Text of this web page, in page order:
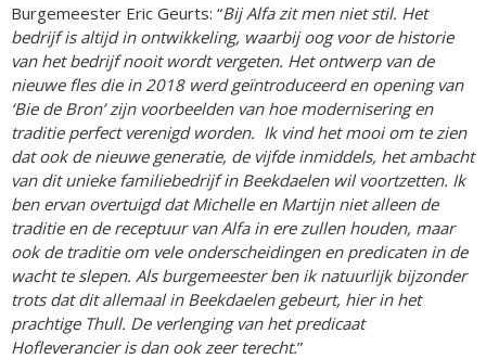
Burgemeester Eric Geurts: “Bij Alfa zit men niet stil. Het
bedrijf is altijd in ontwikkeling, waarbij oog voor de historie
van het bedrijf nooit wordt vergeten. Het ontwerp van de
nieuwe fles die in 2018 werd geïntroduceerd en opening van
‘Bie de Bron’ zijn voorbeelden van hoe modernisering en
traditie perfect verenigd worden. Ik vind het mooi om te zien
dat ook de nieuwe generatie, de vijfde inmiddels, het ambacht
van dit unieke familiebedrijf in Beekdaelen wil voortzetten. Ik
ben ervan overtuigd dat Michelle en Martijn niet alleen de
traditie en de receptuur van Alfa in ere zullen houden, maar
ook de traditie om vele onderscheidingen en predicaten in de
wacht te slepen. Als burgemeester ben ik natuurlijk bijzonder
trots dat dit allemaal in Beekdaelen gebeurt, hier in het
prachtige Thull. De verlenging van het predicaat
Hofleverancier is dan ook zeer terecht.”